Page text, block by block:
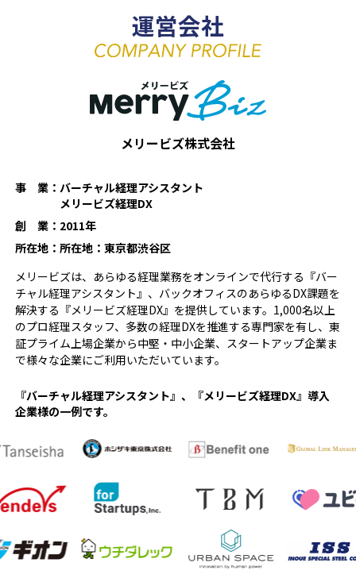
運営会社
メリービズ株式会社
事 業：バーチャル経理アシスタント
メリービズ経理DX
創 業： 2011年
所在地：所在地：東京都渋谷区
メリービズは、あらゆる経理業務をオンラインで代行する『バー
チャル経理アシスタント』、バックオフィスのあらゆるDX課題を
解決する『メリービズ経理DX』を提供しています。1,000名以上
のプロ経理スタッフ、多数の経理DXを推進する専門家を有し、東
証プライム上場企業から中堅・中⼩企業、スタートアップ企業ま
で様々な企業にご利用いただいています。
『バーチャル経理アシスタント』、『メリービズ経理DX』導入
企業様の一例です。